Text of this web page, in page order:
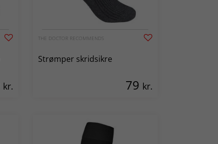
kr.
THE DOCTOR RECOMMENDS
Strømper skridsikre
79 kr.